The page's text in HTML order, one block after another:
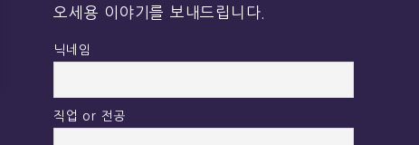
오세용 이야기를 보내드립니다.
닉네임
직업 or 전공